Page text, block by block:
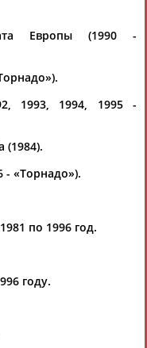
Европы (1990 -
1993, 1994, 1995 -
(1984).
- «Торнадо»).
по 1996 год.
году.